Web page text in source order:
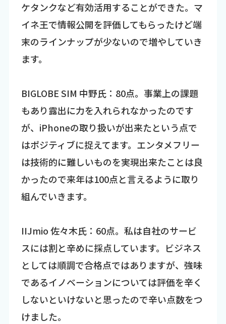
ケタンクなど有効活用することができた。マ
イネ王で情報公開を評価してもらったけど端
末のラインナップが少ないので増やしていき
ます。
BIGLOBE SIM 中野氏：80点。事業上の課題
もあり露出に力を入れられなかったのです
が、iPhoneの取り扱いが出来たという点で
はポジティブに捉えてます。エンタメフリー
は技術的に難しいものを実現出来たことは良
かったので来年は100点と言えるように取り
組んでいきます。
IIJmio 佐々木氏：60点。私は自社のサービ
スには割と辛めに採点しています。ビジネス
としては順調で合格点ではありますが、強味
であるイノベーションについては評価を辛く
しないといけないと思ったので辛い点数をつ
けました。